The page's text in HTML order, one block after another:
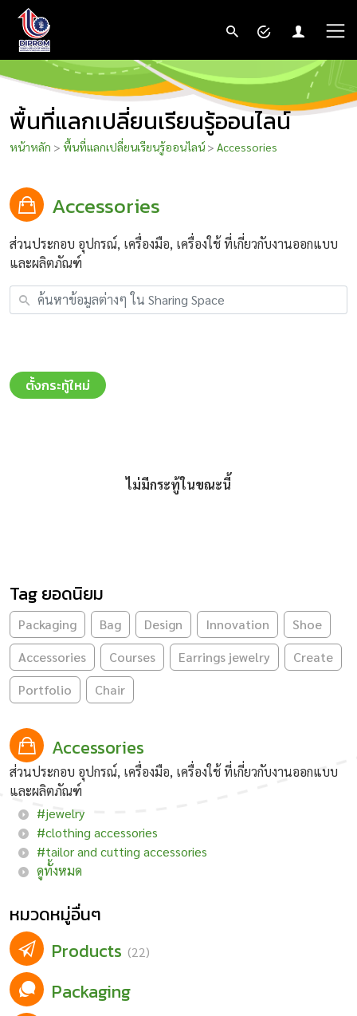
พื้นที่แลกเปลี่ยนเรียนรู้ออนไลน์
หน้าหลัก > พื้นที่แลกเปลี่ยนเรียนรู้ออนไลน์ > Accessories
Accessories
ส่วนประกอบ อุปกรณ์, เครื่องมือ, เครื่องใช้ ที่เกี่ยวกับงานออกแบบ
และผลิตภัณฑ์
ตั้งกระทู้ใหม่
ไม่มีกระทู้ในขณะนี้
Tag ยอดนิยม
Packaging Bag Design Innovation
Shoe
Accessories
Courses Earrings jewelry
Create
Portfolio
Chair
Accessories
ส่วนประกอบ อุปกรณ์, เครื่องมือ, เครื่องใช้ ที่เกี่ยวกับงานออกแบบ
และผลิตภัณฑ์
#jewelry
#clothing accessories
#tailor and cutting accessories
ดูทั้งหมด
หมวดหมู่อื่นๆ
Products (22)
Packaging